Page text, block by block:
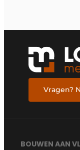
Vragen?
BOUWEN AAN